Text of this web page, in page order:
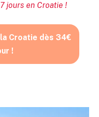
jours en Croatie !
Croatie dès 34€
!